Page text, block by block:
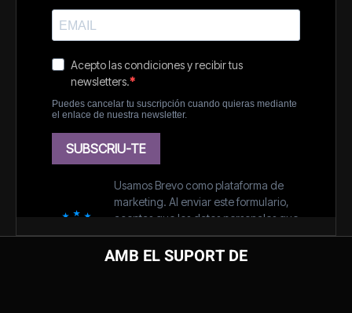
AMB EL SUPORT DE